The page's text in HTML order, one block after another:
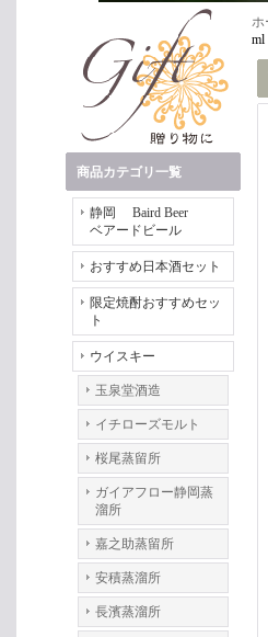
商品カテゴリ一覧
静岡 Baird Beer
ベアードビール
おすすめ日本酒セット
限定焼酎おすすめセッ
ト
ウイスキー
玉泉堂酒造
イチローズモルト
桜尾蒸留所
ガイアフロー静岡蒸
溜所
嘉之助蒸留所
安積蒸溜所
長濱蒸溜所
ホ
ml